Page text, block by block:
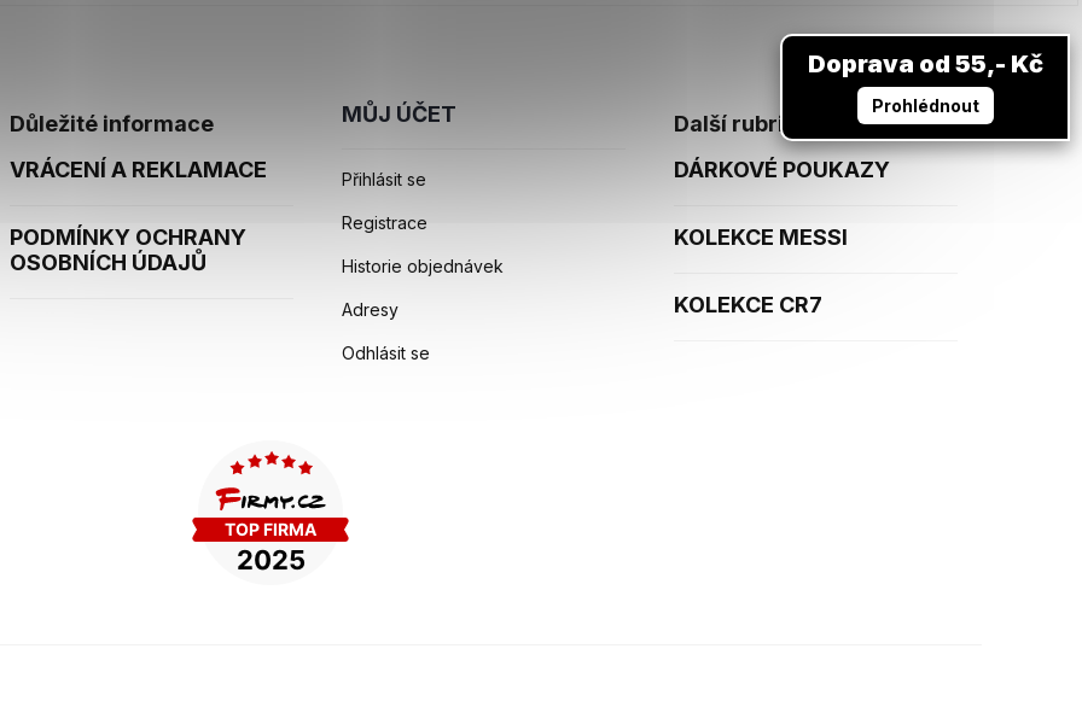
Důležité informace
VRÁCENÍ A REKLAMACE
PODMÍNKY OCHRANY
OSOBNÍCH ÚDAJŮ
MŮJ ÚČET
Přihlásit se
Registrace
Historie objednávek
Adresy
Odhlásit se
Další rubriky
DÁRKOVÉ POUKAZY
KOLEKCE MESSI
KOLEKCE CR7
Doprava od 55,- Kč
Prohlédnout